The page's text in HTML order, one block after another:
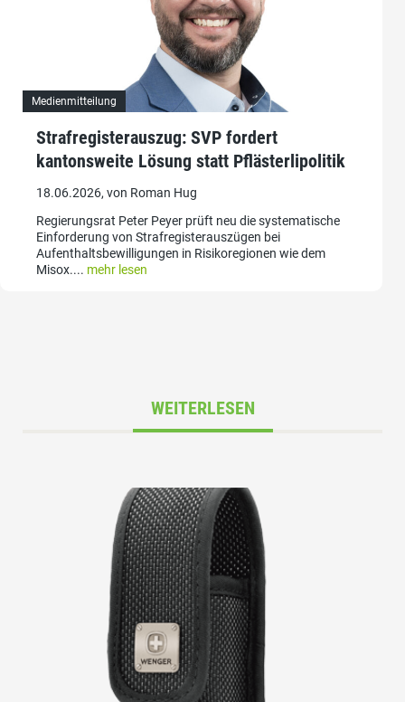
Medienmitteilung
Strafregisterauszug: SVP fordert
kantonsweite Lösung statt Pflästerlipolitik
18.06.2026, von Roman Hug
Regierungsrat Peter Peyer prüft neu die systematische
Einforderung von Strafregisterauszügen bei
Aufenthaltsbewilligungen in Risikoregionen wie dem
Misox.... mehr lesen
WEITERLESEN